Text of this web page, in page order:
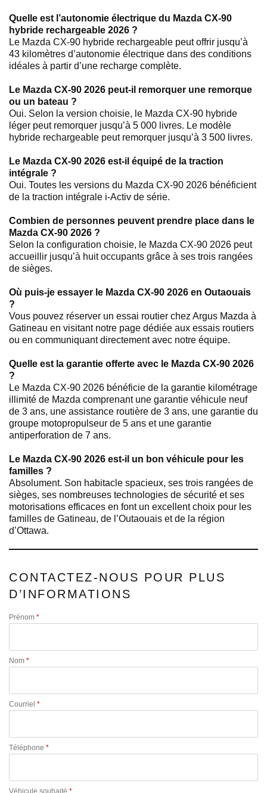
Quelle est l’autonomie électrique du Mazda CX-90
hybride rechargeable 2026 ?
Le Mazda CX-90 hybride rechargeable peut offrir jusqu’à
43 kilomètres d’autonomie électrique dans des conditions
idéales à partir d’une recharge complète.
Le Mazda CX-90 2026 peut-il remorquer une remorque
ou un bateau ?
Oui. Selon la version choisie, le Mazda CX-90 hybride
léger peut remorquer jusqu’à 5 000 livres. Le modèle
hybride rechargeable peut remorquer jusqu’à 3 500 livres.
Le Mazda CX-90 2026 est-il équipé de la traction
intégrale ?
Oui. Toutes les versions du Mazda CX-90 2026 bénéficient
de la traction intégrale i-Activ de série.
Combien de personnes peuvent prendre place dans le
Mazda CX-90 2026 ?
Selon la configuration choisie, le Mazda CX-90 2026 peut
accueillir jusqu’à huit occupants grâce à ses trois rangées
de sièges.
Où puis-je essayer le Mazda CX-90 2026 en Outaouais
?
Vous pouvez réserver un essai routier chez Argus Mazda à
Gatineau en visitant notre page dédiée aux essais routiers
ou en communiquant directement avec notre équipe.
Quelle est la garantie offerte avec le Mazda CX-90 2026
?
Le Mazda CX-90 2026 bénéficie de la garantie kilométrage
illimité de Mazda comprenant une garantie véhicule neuf
de 3 ans, une assistance routière de 3 ans, une garantie du
groupe motopropulseur de 5 ans et une garantie
antiperforation de 7 ans.
Le Mazda CX-90 2026 est-il un bon véhicule pour les
familles ?
Absolument. Son habitacle spacieux, ses trois rangées de
sièges, ses nombreuses technologies de sécurité et ses
motorisations efficaces en font un excellent choix pour les
familles de Gatineau, de l’Outaouais et de la région
d’Ottawa.
CONTACTEZ-NOUS POUR PLUS
D’INFORMATIONS
Prénom *
Nom *
Courriel *
Téléphone *
Véhicule souhaité *